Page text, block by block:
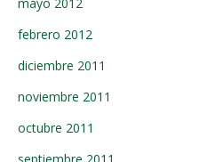
febrero 2012
diciembre 2011
noviembre 2011
octubre 2011